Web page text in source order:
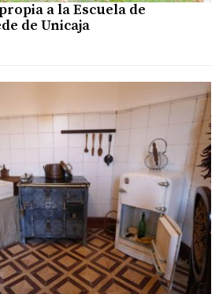
a la Escuela de
de Unicaja